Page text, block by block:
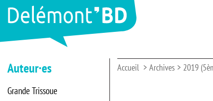
Auteur·es
Grande Trissoue
Accueil Archives 2019